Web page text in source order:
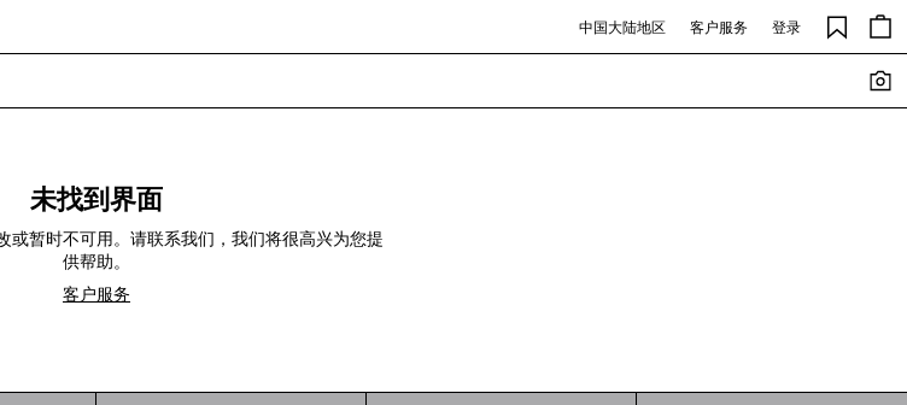
中国大陆地区 客户服务 登录
未找到界面
或暂时不可用。请联系我们，我们将很高兴为您提
供帮助。
客户服务